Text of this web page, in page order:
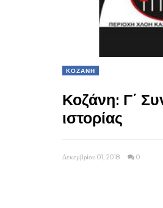
ΚΟΖΑΝΗ
Κοζάνη: Γ΄
ιστορίας
Δεκεμβρίου 01, 2018 0